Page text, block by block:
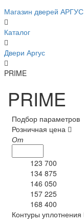
Магазин дверей АРГУС
Каталог
Двери Аргус
PRIME
PRIME
Подбор параметров
Розничная цена
От
123 700
134 875
146 050
157 225
168 400
Контуры уплотнения